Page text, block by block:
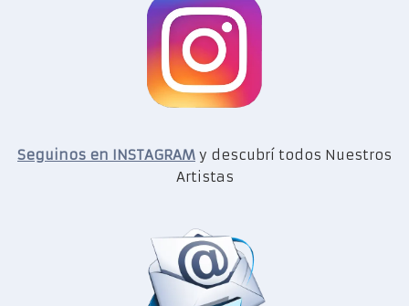
Seguinos en INSTAGRAM y descubrí todos Nuestros
Artistas